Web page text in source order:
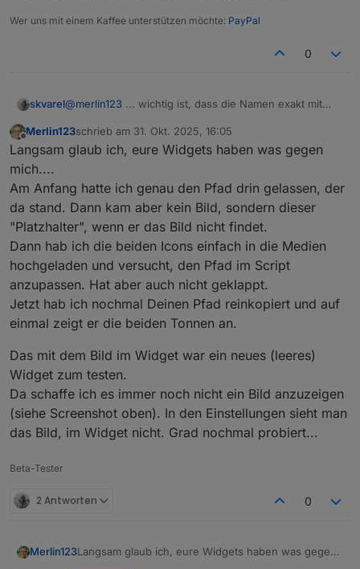
Wer uns mit einem Kaffee unterstützen möchte: PayPal
0
skvarel@merlin123 ... wichtig ist, dass die Namen exakt mit
Wenn die abweichen, dann bitte im Script anpassen.
Merlin123schrieb am 31. Okt. 2025, 16:05
zuletzt editiert von
Langsam glaub ich, eure Widgets haben was gegen
mich....
Am Anfang hatte ich genau den Pfad drin gelassen, der
da stand. Dann kam aber kein Bild, sondern dieser
"Platzhalter", wenn er das Bild nicht findet.
Dann hab ich die beiden Icons einfach in die Medien
hochgeladen und versucht, den Pfad im Script
anzupassen. Hat aber auch nicht geklappt.
Jetzt hab ich nochmal Deinen Pfad reinkopiert und auf
einmal zeigt er die beiden Tonnen an.
Das mit dem Bild im Widget war ein neues (leeres)
Widget zum testen.
Da schaffe ich es immer noch nicht ein Bild anzuzeigen
(siehe Screenshot oben). In den Einstellungen sieht man
das Bild, im Widget nicht. Grad nochmal probiert...
Beta-Tester
2 Antworten 0
Merlin123Langsam glaub ich, eure Widgets haben was gegen